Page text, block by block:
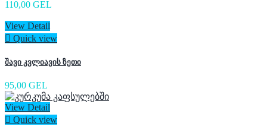
110,00 GEL
View Detail
 Quick view
შავი კვლიავის ზეთი
95,00 GEL
View Detail
 Quick view